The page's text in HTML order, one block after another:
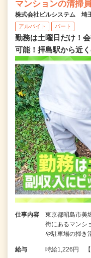
マンションの清掃員
株式会社ビルシステム 埼
アルバイト パート
勤務は土曜日だけ！
可能！拝島駅から近
仕事内容
東京都昭島市美
街にあるマンシ
や駐車場の掃き
給与 時給1,226円 【